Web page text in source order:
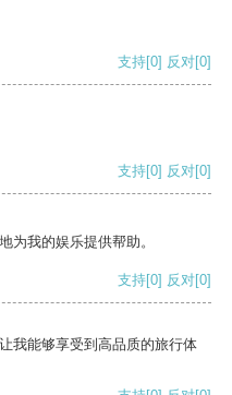
支持[0] 反对[0]
支持[0] 反对[0]
为我的娱乐提供帮助。
支持[0] 反对[0]
我能够享受到高品质的旅行体